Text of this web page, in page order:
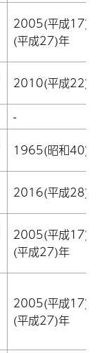
2005(平成17)
(平成27)年
2010(平成22)
-
1965(昭和40)
2016(平成28)年
2005(平成17)
(平成27)年
2005(平成17)
(平成27)年